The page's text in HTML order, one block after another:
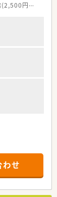
円以上)
わせ